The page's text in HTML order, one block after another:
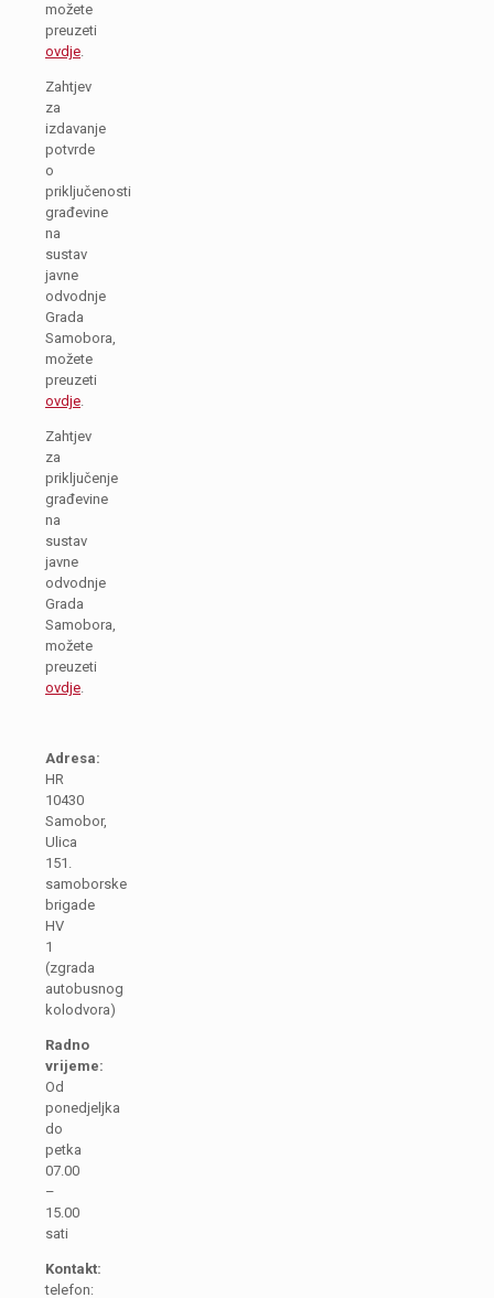
možete
preuzeti
ovdje.
Zahtjev
za
izdavanje
potvrde
o
priključenosti
građevine
na
sustav
javne
odvodnje
Grada
Samobora,
možete
preuzeti
ovdje.
Zahtjev
za
priključenje
građevine
na
sustav
javne
odvodnje
Grada
Samobora,
možete
preuzeti
ovdje.
Adresa:
HR
10430
Samobor,
Ulica
151.
samoborske
brigade
HV
1
(zgrada
autobusnog
kolodvora)
Radno
vrijeme:
Od
ponedjeljka
do
petka
07.00
–
15.00
sati
Kontakt:
telefon: